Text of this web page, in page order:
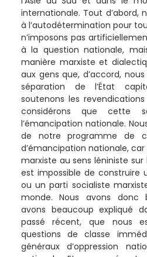
internationale. Tout d’abord,
à l’autodétermination pour
n’imposons pas
à la question nationale,
manière marxiste et
aux gens que, d’accord,
séparation de l’État
soutenons les
considérons que cette
l’émancipation nationale.
de notre programme de
d’émancipation nationale,
marxiste au sens léniniste
est impossible de construire
ou un parti socialiste
monde. Nous avons donc
avons beaucoup expliqué
passé récent, que nous
questions de classe
généraux d’oppression